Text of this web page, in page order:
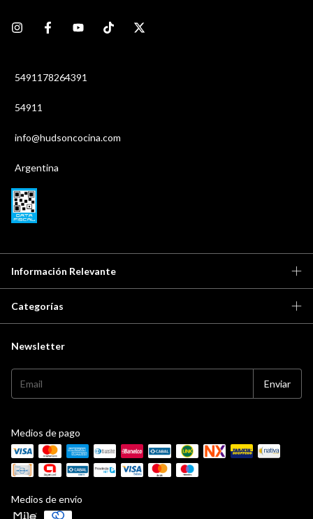
5491178264391
54911
info@hudsoncocina.com
Argentina
Información Relevante
Categorías
Newsletter
Medios de pago
Medios de envío